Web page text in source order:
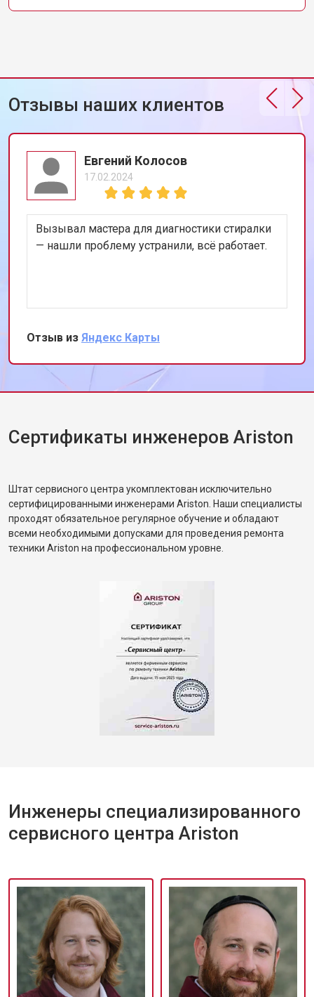
Отзывы наших клиентов
Евгений Колосов
17.02.2024
Вызывал мастера для диагностики стиралки
— нашли проблему устранили, всё работает.
Отзыв из Яндекс Карты
Сертификаты инженеров Ariston
Штат сервисного центра укомплектован исключительно
сертифицированными инженерами Ariston. Наши специалисты
проходят обязательное регулярное обучение и обладают
всеми необходимыми допусками для проведения ремонта
техники Ariston на профессиональном уровне.
Инженеры специализированного
сервисного центра Ariston